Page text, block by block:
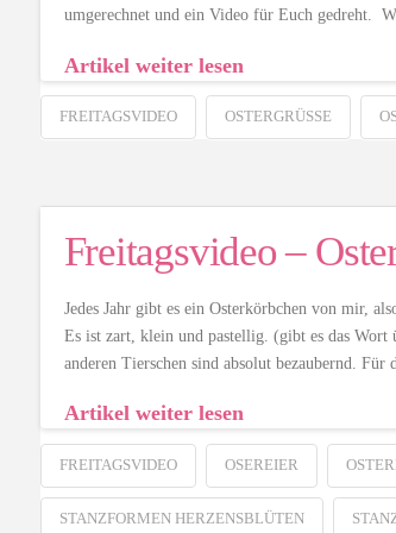
umgerechnet und ein Video für Euch gedreht.
Artikel weiter lesen
FREITAGSVIDEO OSTERGRÜSSE
Freitagsvideo –
Jedes Jahr gibt es ein Osterkörbchen von mir,
Es ist zart, klein und pastellig. (gibt es das Wort
anderen Tierschen sind absolut bezaubernd. Für
Artikel weiter lesen
FREITAGSVIDEO OSEREIER
STANZFORMEN HERZENSBLÜTEN